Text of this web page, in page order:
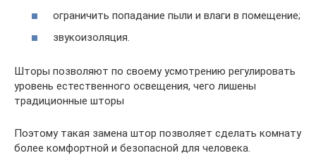
ограничить попадание пыли и влаги в помещение;
звукоизоляция.
Шторы позволяют по своему усмотрению регулировать
уровень естественного освещения, чего лишены
традиционные шторы
Поэтому такая замена штор позволяет сделать комнату
более комфортной и безопасной для человека.